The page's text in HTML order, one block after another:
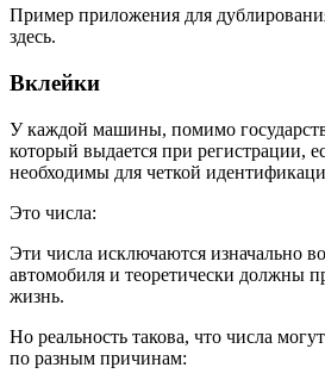
Пример приложения для
здесь.
Вклейки
У каждой машины, помимо
который выдается при регистрации,
необходимы для четкой
Это числа:
Эти числа исключаются изначально
автомобиля и теоретически должны
жизнь.
Но реальность такова, что числа
по разным причинам: